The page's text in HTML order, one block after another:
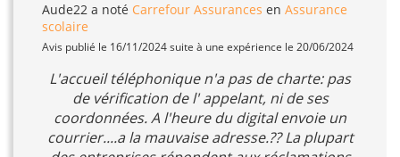
Aude22 a noté Carrefour Assurances en Assurance
scolaire
Avis publié le 16/11/2024 suite à une expérience le 20/06/2024
L'accueil téléphonique n'a pas de charte: pas
de vérification de l' appelant, ni de ses
coordonnées. A l'heure du digital envoie un
courrier....a la mauvaise adresse.?? La plupart